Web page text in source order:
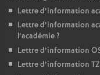
Lettre d’information
Lettre d’information
l’académie?
Lettre d’information
Lettre d’information